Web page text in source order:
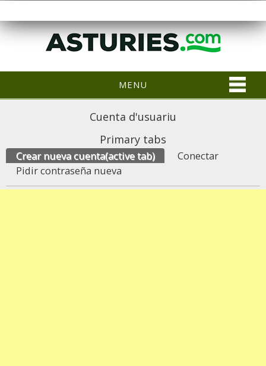
MENU
Cuenta d'usuariu
Primary tabs
Crear nueva cuenta(active tab)
Conectar
Pidir contraseña nueva